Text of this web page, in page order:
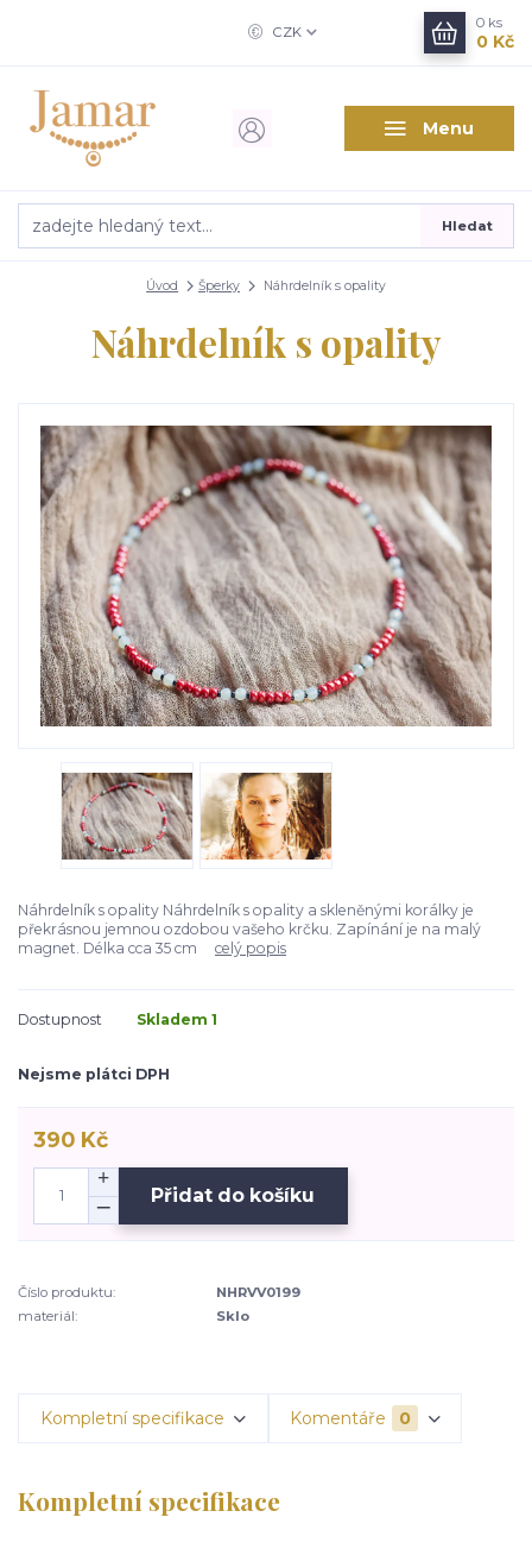
Menu
CZK
Hledat
0 ks
0 Kč
Úvod Šperky Náhrdelník s opality
Náhrdelník s opality
Náhrdelník s opality Náhrdelník s opality a skleněnými korálky je
překrásnou jemnou ozdobou vašeho krčku. Zapínání je na malý
magnet. Délka cca 35 cm celý popis
Dostupnost Skladem 1
Nejsme plátci DPH
390 Kč
Přidat do košíku
Číslo produktu:
NHRVV0199
materiál:
Sklo
Kompletní specifikace Komentáře 0
Kompletní specifikace